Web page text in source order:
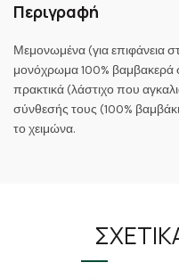
Περιγραφή
Μεμονωμένα (για επιφάνεια
μονόχρωμα 100% βαμβακερά
πρακτικά (λάστιχο που
σύνθεσής τους (100%
το χειμώνα.